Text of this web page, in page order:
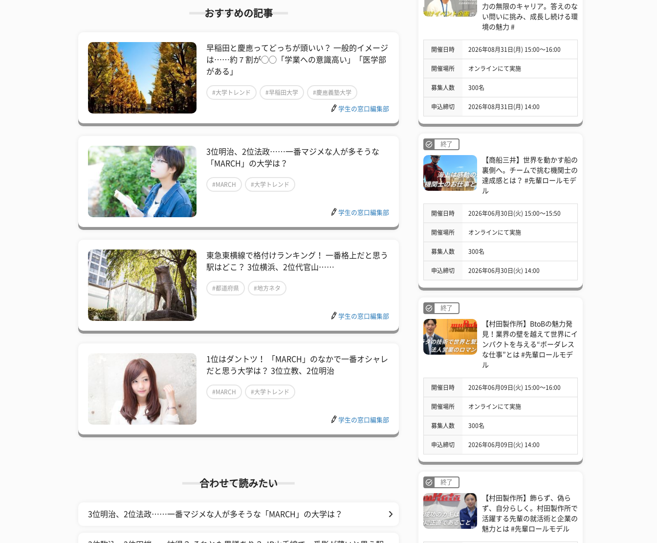
おすすめの記事
早稲田と慶應ってどっちが頭いい？ 一般的イメージ
は……約７割が◯◯「学業への意識高い」「医学部
がある」
#大学トレンド #早稲田大学 #慶應義塾大学
学生の窓口編集部
3位明治、2位法政……一番マジメな人が多そうな
「MARCH」の大学は？
#MARCH #大学トレンド
学生の窓口編集部
東急東横線で格付けランキング！ 一番格上だと思う
駅はどこ？ 3位横浜、2位代官山……
#都道府県 #地方ネタ
学生の窓口編集部
1位はダントツ！ 「MARCH」のなかで一番オシャレ
だと思う大学は？ 3位立教、2位明治
#MARCH #大学トレンド
学生の窓口編集部
合わせて読みたい
3位明治、2位法政……一番マジメな人が多そうな「MARCH」の大学は？
力の無限のキャリア。答えのな
い問いに挑み、成長し続ける環
境の魅力 #
開催日時 2026年08月31日(月) 15:00〜16:00
開催場所 オンラインにて実施
募集人数 300名
申込締切 2026年08月31日(月) 14:00
終了
【商船三井】世界を動かす船の
裏側へ。チームで挑む機関士の
達成感とは？ #先輩ロールモデ
ル
開催日時 2026年06月30日(火) 15:00〜15:50
開催場所 オンラインにて実施
募集人数 300名
申込締切 2026年06月30日(火) 14:00
終了
【村田製作所】BtoBの魅力発
見！業界の壁を越えて世界にイ
ンパクトを与える“ボーダレス
な仕事”とは #先輩ロールモデ
ル
開催日時 2026年06月09日(火) 15:00〜16:00
開催場所 オンラインにて実施
募集人数 300名
申込締切 2026年06月09日(火) 14:00
終了
【村田製作所】飾らず、偽ら
ず、自分らしく。村田製作所で
活躍する先輩の就活術と企業の
魅力とは #先輩ロールモデル